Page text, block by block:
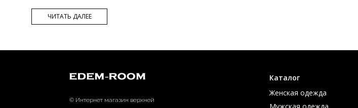
долговечность и потрясающую теплоту. Это изделие, если оно качественное, очень
высококачественную вещь с отличным мехом, которая будет дарить вам радость, тепло и
ЧИТАТЬ ДАЛЕЕ
© Интернет магазин верхней
Каталог
Женская одежда
Мужская одежда